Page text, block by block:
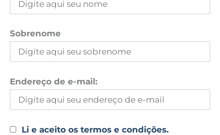
Sobrenome
Endereço de e-mail:
Li e aceito os termos e condições.